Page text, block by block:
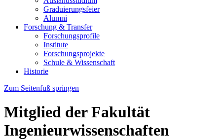
Graduierungsfeier
Alumni
Forschung & Transfer
Forschungsprofile
Institute
Forschungsprojekte
Schule & Wissenschaft
Historie
Zum Seitenfuß springen
Mitglied der Fakultät
Ingenieurwissenschaften